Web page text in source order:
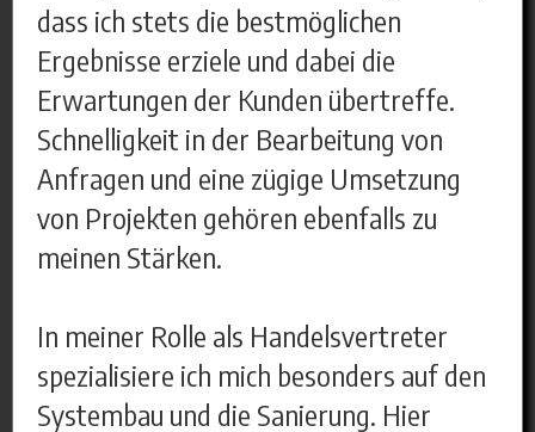
dass ich stets die bestmöglichen
Ergebnisse erziele und dabei die
Erwartungen der Kunden übertreffe.
Schnelligkeit in der Bearbeitung von
Anfragen und eine zügige Umsetzung
von Projekten gehören ebenfalls zu
meinen Stärken.
In meiner Rolle als Handelsvertreter
spezialisiere ich mich besonders auf den
Systembau und die Sanierung. Hier